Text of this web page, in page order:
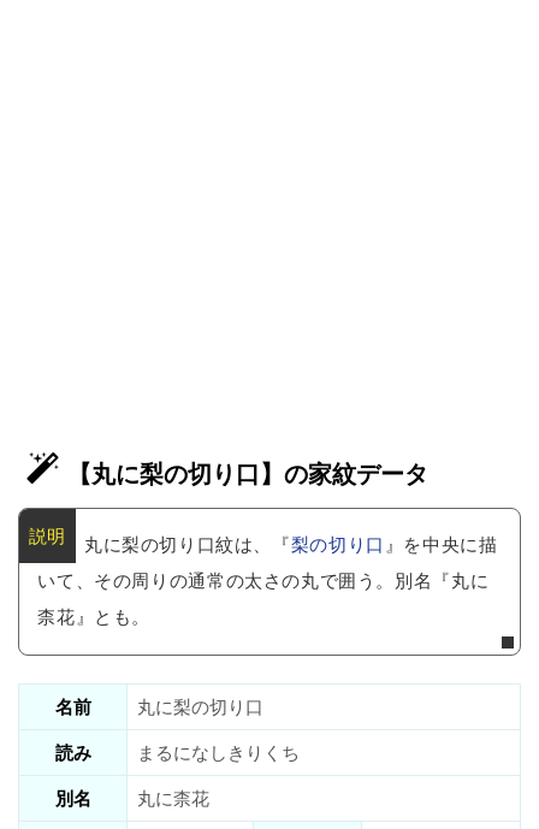
【丸に梨の切り口】の家紋データ
丸に梨の切り口紋は、『梨の切り口』を中央に描
いて、その周りの通常の太さの丸で囲う。別名『丸に
柰花』とも。
名前
丸に梨の切り口
読み
まるになしきりくち
別名
丸に柰花